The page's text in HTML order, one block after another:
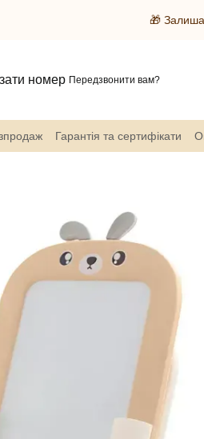
🎁
номер Передзвонити вам?
Гарантія та сертифікати